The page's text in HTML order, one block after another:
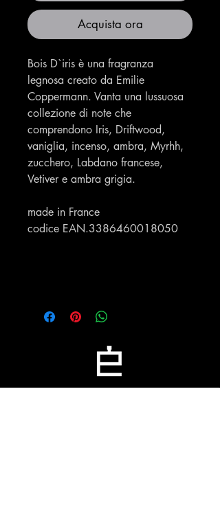
Acquista ora
Bois D`iris è una fragranza
legnosa creato da Emilie
Coppermann. Vanta una lussuosa
collezione di note che
comprendono Iris, Driftwood,
vaniglia, incenso, ambra, Myrhh,
zucchero, Labdano francese,
Vetiver e ambra grigia.
made in France
codice EAN.3386460018050